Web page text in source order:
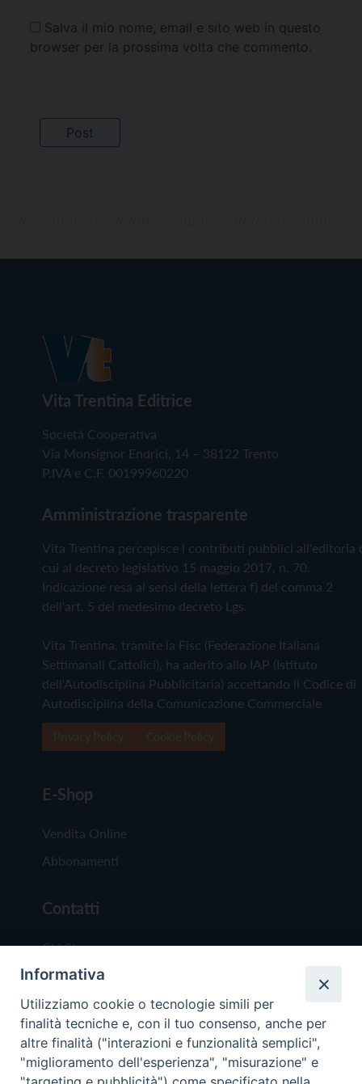
Salva il mio nome, email e sito web in questo
browser per la prossima volta che commento.
Vita Trentina Editrice
Società Cooperativa
Via Monsignor Endrici, 14 – 38122 Trento
P.IVA e C.F. 00199960220
Amministrazione trasparente
Vita Trentina percepisce i contributi pubblici all'editoria
cui al decreto legislativo 15 maggio 2017, n. 70.
Indicazione resa ai sensi della lettera f) del comma 2
dell'art. 5 del medesimo decreto Lgs.
Vita Trentina, tramite la Fisc (Federazione Italiana
Settimanali Cattolici), ha aderito allo IAP (Istituto
dell'Autodisciplina Pubblicitaria) accettando il Codice di
Autodisciplina della Comunicazione Commerciale
E-Shop
Vendita Online
Abbonamenti
Contatti
Chi Siamo
Redazione
Scrivici
Informativa
Utilizziamo cookie o tecnologie simili per
finalità tecniche e, con il tuo consenso, anche per
altre finalità ("interazioni e funzionalità semplici",
"miglioramento dell'esperienza", "misurazione" e